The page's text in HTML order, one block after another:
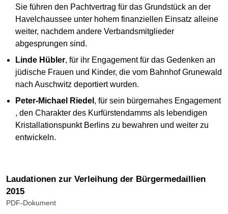
Sie führen den Pachtvertrag für das Grundstück an der
Havelchaussee unter hohem finanziellen Einsatz alleine
weiter, nachdem andere Verbandsmitglieder
abgesprungen sind.
Linde Hübler, für ihr Engagement für das Gedenken an
jüdische Frauen und Kinder, die vom Bahnhof Grunewald
nach Auschwitz deportiert wurden.
Peter-Michael Riedel , für sein bürgernahes Engagement
, den Charakter des Kurfürstendamms als lebendigen
Kristallationspunkt Berlins zu bewahren und weiter zu
entwickeln.
Laudationen zur Verleihung der Bürgermedaillien
2015
PDF-Dokument